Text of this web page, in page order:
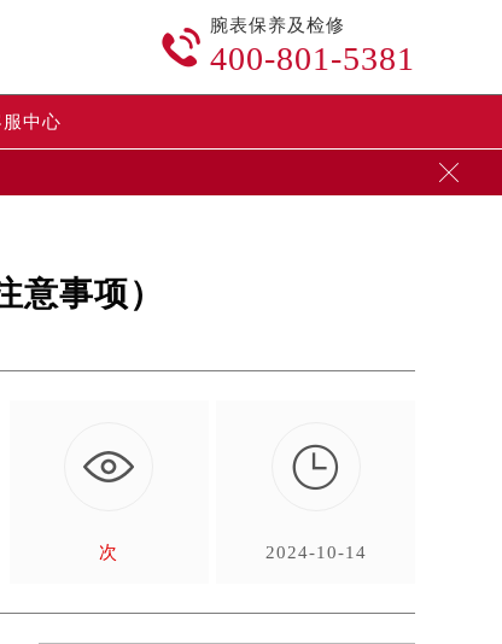

腕表保养及检修
400-801-5381
服中心

事项）
次

2024-10-14